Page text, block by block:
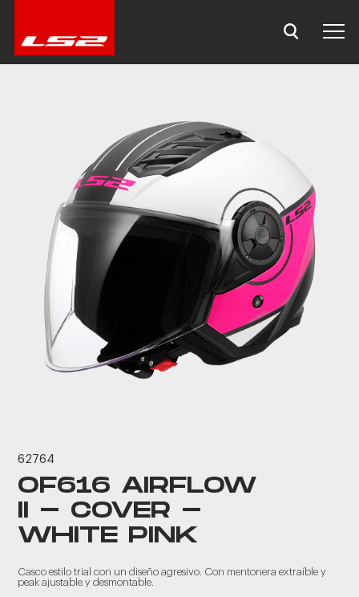
62764
OF616 AIRFLOW
II - COVER -
WHITE PINK
Casco estilo trial con un diseño agresivo. Con mentonera extraíble y
peak ajustable y desmontable.